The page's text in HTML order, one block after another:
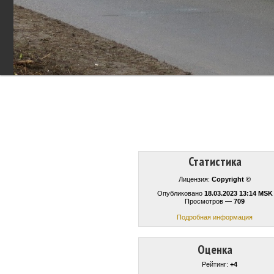
Статистика
Лицензия: Copyright ©
Опубликовано 18.03.2023 13:14 MSK
Просмотров — 709
Подробная информация
Оценка
Рейтинг: +4